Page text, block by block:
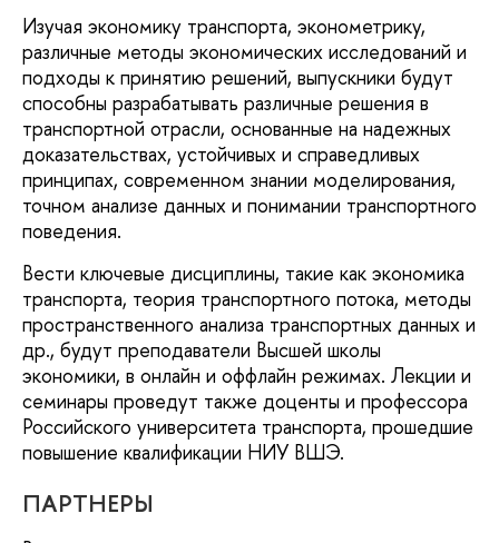
Изучая экономику транспорта, эконометрику,
различные методы экономических исследований и
подходы к принятию решений, выпускники будут
способны разрабатывать различные решения в
транспортной отрасли, основанные на надежных
доказательствах, устойчивых и справедливых
принципах, современном знании моделирования,
точном анализе данных и понимании транспортного
поведения.
Вести ключевые дисциплины, такие как экономика
транспорта, теория транспортного потока, методы
пространственного анализа транспортных данных и
др., будут преподаватели Высшей школы
экономики, в онлайн и оффлайн режимах. Лекции и
семинары проведут также доценты и профессора
Российского университета транспорта, прошедшие
повышение квалификации НИУ ВШЭ.
ПАРТНЕРЫ